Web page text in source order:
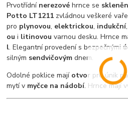
Prvotřídní nerezovéhrnce se
Potto LT1211 zvládnou veškeré
pro plynovou, elektrickou, indukční,
ou i litinovouvarnou desku. Hrnce
l. Elegantní provedení s bezpečnými
silným sendvičovým dnem.
Odolné poklice mají otvor pro únik
mytí v myčce na nádobí. Hrnce mají